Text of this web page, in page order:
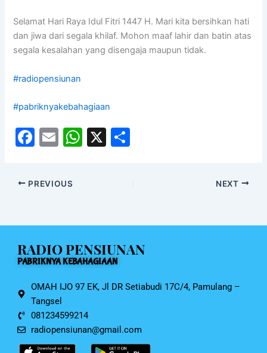
Selamat Hari Raya Idul Fitri 1447 H. Mari kita bersihkan hati
dan jiwa dari segala khilaf. Mohon maaf lahir dan batin atas
segala kesalahan yang disengaja maupun tidak.
#radiopensiunan
#pabriknyakebahagiaan
F
c
e
o
o
k
E
ai
l
W
p
p
X
PREVIOUS NEXT
RADIO PENSIUNAN
PABRIKNYA KEBAHAGIAAN
OMAH IJO 97 EK, Jl DR Setiabudi 17C/4, Pamulang –
Tangsel
081234599214
radiopensiunan@gmail.com